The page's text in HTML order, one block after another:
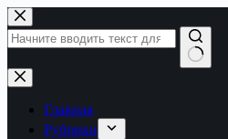
Перейти
к
сути
Ничего
не
найденоГлавная
Рубрики